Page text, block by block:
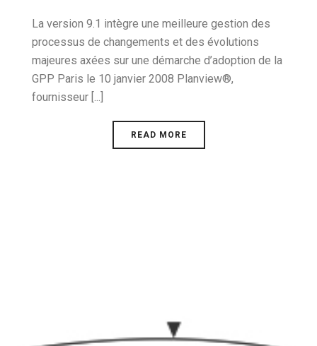
La version 9.1 intègre une meilleure gestion des
processus de changements et des évolutions
majeures axées sur une démarche d’adoption de la
GPP Paris le 10 janvier 2008 Planview®,
fournisseur [...]
READ MORE